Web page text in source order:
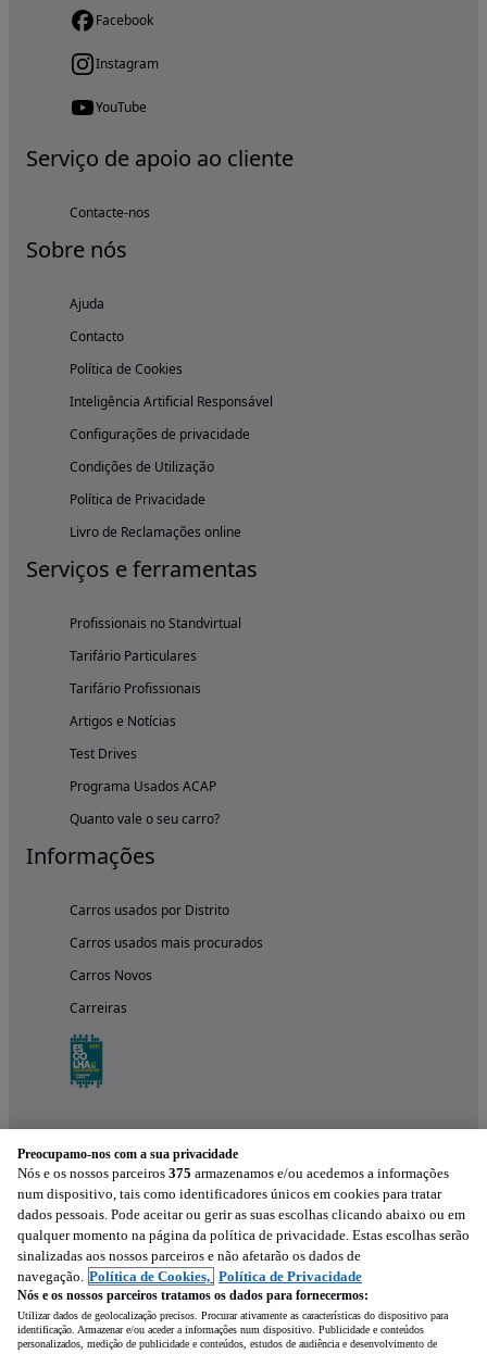
Facebook
Instagram
YouTube
Serviço de apoio ao cliente
Contacte-nos
Sobre nós
Ajuda
Contacto
Política de Cookies
Inteligência Artificial Responsável
Configurações de privacidade
Condições de Utilização
Política de Privacidade
Livro de Reclamações online
Serviços e ferramentas
Profissionais no Standvirtual
Tarifário Particulares
Tarifário Profissionais
Artigos e Notícias
Test Drives
Programa Usados ACAP
Quanto vale o seu carro?
Informações
Carros usados por Distrito
Carros usados mais procurados
Carros Novos
Carreiras
Experimenta a aplicação
Preocupamo-nos com a sua privacidade
Nós e os nossos parceiros 375 armazenamos e/ou acedemos a informações
num dispositivo, tais como identificadores únicos em cookies para tratar
dados pessoais. Pode aceitar ou gerir as suas escolhas clicando abaixo ou em
qualquer momento na página da política de privacidade. Estas escolhas serão
sinalizadas aos nossos parceiros e não afetarão os dados de
navegação. Política de Cookies, Política de Privacidade
Nós e os nossos parceiros tratamos os dados para fornecermos:
Utilizar dados de geolocalização precisos. Procurar ativamente as características do dispositivo para
identificação. Armazenar e/ou aceder a informações num dispositivo. Publicidade e conteúdos
personalizados, medição de publicidade e conteúdos, estudos de audiência e desenvolvimento de